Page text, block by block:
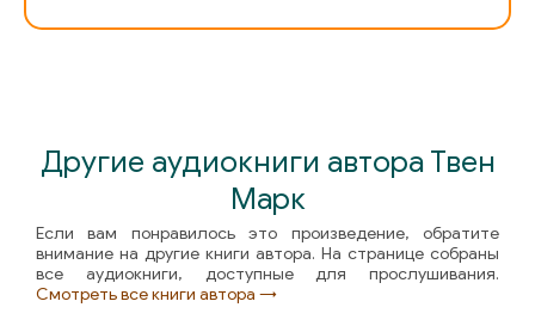
24
Другие аудиокниги автора Твен
Марк
Если вам понравилось это произведение, обратите
внимание на другие книги автора. На странице собраны
все аудиокниги, доступные для прослушивания.
Смотреть все книги автора →